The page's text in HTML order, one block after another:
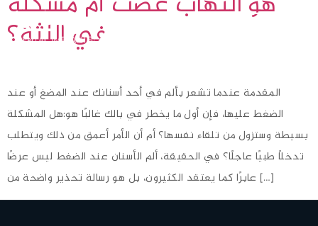
في اللثة؟
المقدمة عندما تشعر بألم في أحد أسنانك عند المضغ أو عند
الضغط عليها، فإن أول ما يخطر في بالك غالبًا هو:هل المشكلة
بسيطة وستزول من تلقاء نفسها؟ أم أن الأمر أعمق من ذلك ويتطلب
تدخلاً طبيًا عاجلًا؟ في الحقيقة، ألم الأسنان عند الضغط ليس عرضًا
عابرًا كما يعتقد الكثيرون، بل هو رسالة تحذير واضحة من […]